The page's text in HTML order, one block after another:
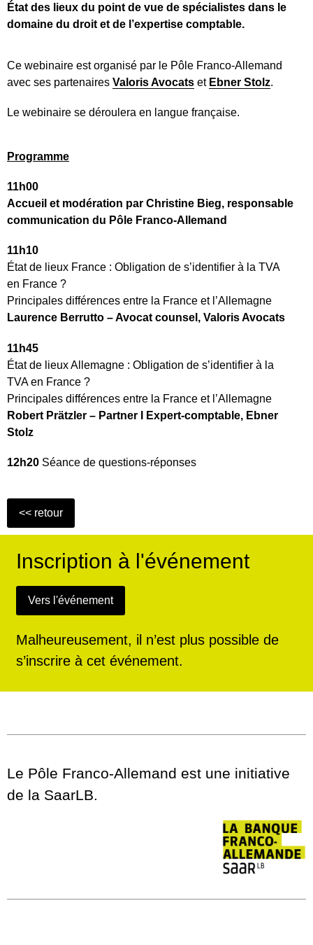
État des lieux du point de vue de spécialistes dans le
domaine du droit et de l’expertise comptable.
Ce webinaire est organisé par le Pôle Franco-Allemand
avec ses partenaires Valoris Avocats et Ebner Stolz.
Le webinaire se déroulera en langue française.
Programme
11h00
Accueil et modération par Christine Bieg, responsable
communication du Pôle Franco-Allemand
11h10
État de lieux France : Obligation de s’identifier à la TVA
en France ?
Principales différences entre la France et l’Allemagne
Laurence Berrutto – Avocat counsel, Valoris Avocats
11h45
État de lieux Allemagne : Obligation de s’identifier à la
TVA en France ?
Principales différences entre la France et l’Allemagne
Robert Prätzler – Partner I Expert-comptable, Ebner
Stolz
12h20 Séance de questions-réponses
Inscription à l'événement
Malheureusement, il n’est plus possible de
s’inscrire à cet événement.
Le Pôle Franco-Allemand est une initiative
de la SaarLB.